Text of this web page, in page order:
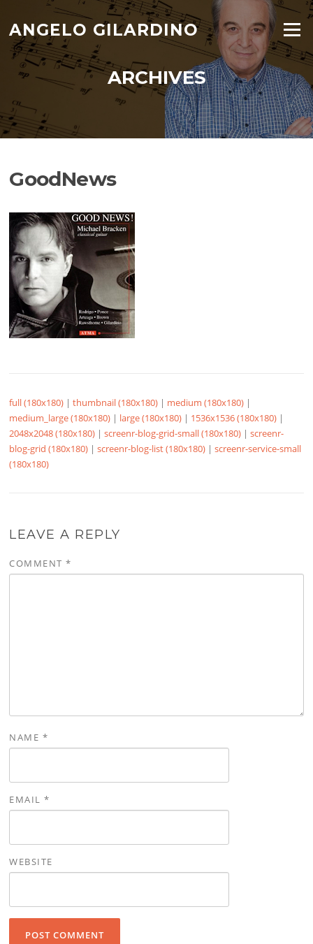
content
ANGELO GILARDINO Menu
ARCHIVES
GoodNews
full (180x180) |thumbnail (180x180) | medium (180x180) |
medium_large (180x180) | large (180x180) | 1536x1536 (180x180) |
2048x2048 (180x180) |screenr-blog-grid-small (180x180) |screenr-
blog-grid (180x180) |screenr-blog-list (180x180) |screenr-service-small
(180x180)
LEAVE A REPLY
COMMENT*
NAME *
EMAIL*
WEBSITE